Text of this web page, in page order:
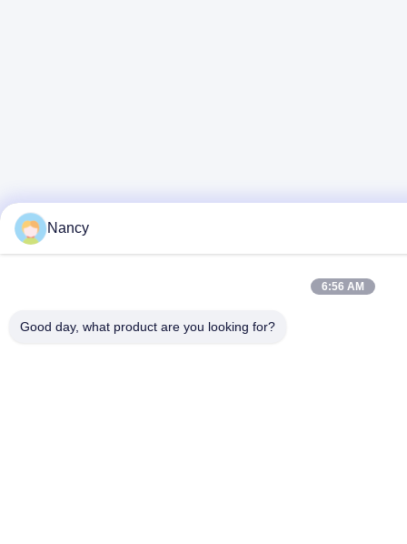
Nancy
6:56 AM
Good day, what product are you looking for?